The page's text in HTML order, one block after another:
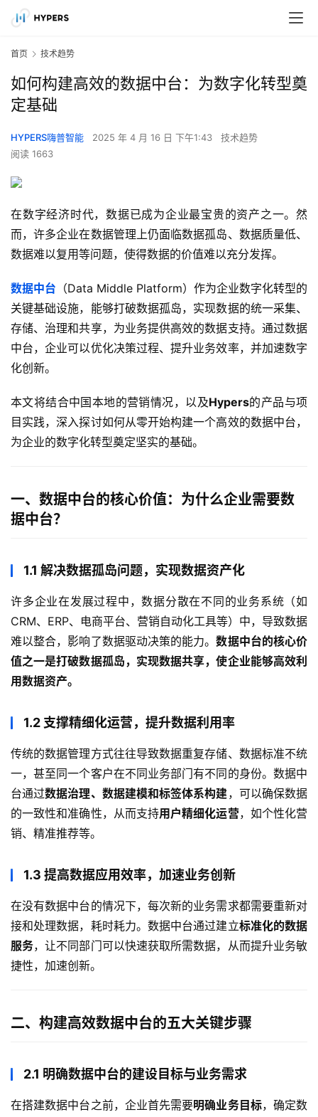
首页 技术趋势
如何构建高效的数据中台：为数字化转型奠
定基础
HYPERS嗨普智能 2025 年 4 月 16 日 下午1:43
技术趋势
阅读 1663
在数字经济时代，数据已成为企业最宝贵的资产之一。然
而，许多企业在数据管理上仍面临数据孤岛、数据质量低、
数据难以复用等问题，使得数据的价值难以充分发挥。
数据中台 （Data Middle Platform）作为企业数字化转型的
关键基础设施，能够打破数据孤岛，实现数据的统一采集、
存储、治理和共享，为业务提供高效的数据支持。通过数据
中台，企业可以优化决策过程、提升业务效率，并加速数字
化创新。
本文将结合中国本地的营销情况，以及Hypers的产品与项
目实践，深入探讨如何从零开始构建一个高效的数据中台，
为企业的数字化转型奠定坚实的基础。
一、数据中台的核心价值：为什么企业需要数
据中台？
1.1 解决数据孤岛问题，实现数据资产化
许多企业在发展过程中，数据分散在不同的业务系统（如
CRM、ERP、电商平台、营销自动化工具等）中，导致数据
难以整合，影响了数据驱动决策的能力。数据中台的核心价
值之一是打破数据孤岛，实现数据共享，使企业能够高效利
用数据资产。
1.2 支撑精细化运营，提升数据利用率
传统的数据管理方式往往导致数据重复存储、数据标准不统
一，甚至同一个客户在不同业务部门有不同的身份。数据中
台通过数据治理、数据建模和标签体系构建，可以确保数据
的一致性和准确性，从而支持用户精细化运营，如个性化营
销、精准推荐等。
1.3 提高数据应用效率，加速业务创新
在没有数据中台的情况下，每次新的业务需求都需要重新对
接和处理数据，耗时耗力。数据中台通过建立标准化的数据
服务，让不同部门可以快速获取所需数据，从而提升业务敏
捷性，加速创新。
二、构建高效数据中台的五大关键步骤
2.1 明确数据中台的建设目标与业务需求
在搭建数据中台之前，企业首先需要明确业务目标，确定数